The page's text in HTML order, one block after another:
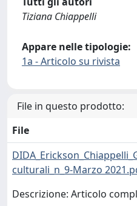
Tiziana Chiappelli
Appare nelle tipologie:
1a - Articolo su rivista
File in questo prodotto:
File
culturali_n_9-Marzo
Descrizione: Articolo